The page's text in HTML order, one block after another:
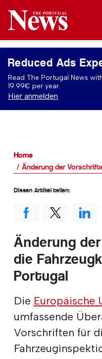
Reduced Ads
Read The Portugal News
19.99€ per year.
Hier anmelden
Home
Änderung der
Änderung
die
Portugal
Die Europäische
umfassende
Vorschriften für
Diesen Artikel teilen: